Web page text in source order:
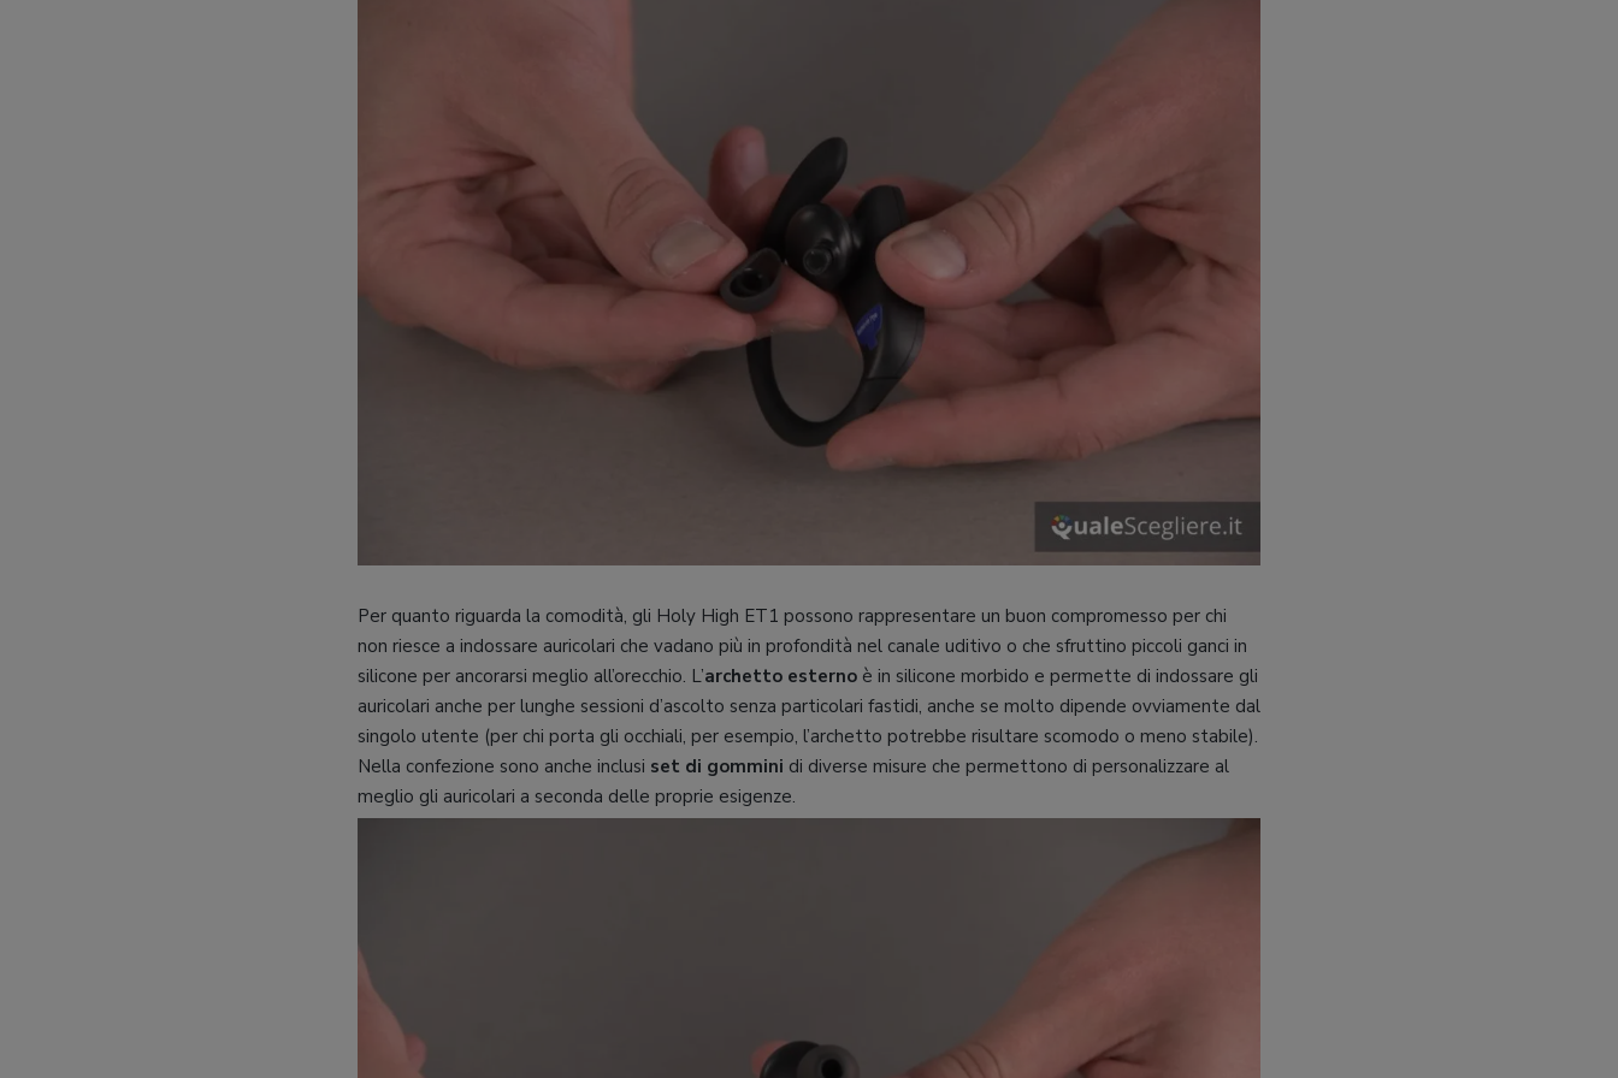
Per quanto riguarda la comodità, gli Holy High ET1 possono rappresentare un buon compromesso per chi
non riesce a indossare auricolari che vadano più in profondità nel canale uditivo o che sfruttino piccoli ganci in
silicone per ancorarsi meglio all’orecchio. L’archetto esterno è in silicone morbido e permette di indossare gli
auricolari anche per lunghe sessioni d’ascolto senza particolari fastidi, anche se molto dipende ovviamente dal
singolo utente (per chi porta gli occhiali, per esempio, l’archetto potrebbe risultare scomodo o meno stabile).
Nella confezione sono anche inclusi set di gommini di diverse misure che permettono di personalizzare al
meglio gli auricolari a seconda delle proprie esigenze.